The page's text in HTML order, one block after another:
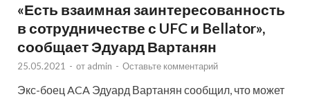
«Есть взаимная заинтересованность
в сотрудничестве с UFC и Bellator»,
сообщает Эдуард Вартанян
25.05.2021 - от admin - Оставьте комментарий
Экс-боец ACA Эдуард Вартанян сообщил, что может